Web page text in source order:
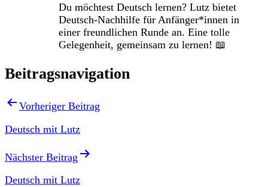
Du möchtest Deutsch lernen? Lutz bietet
Deutsch-Nachhilfe für Anfänger*innen in
einer freundlichen Runde an. Eine tolle
Gelegenheit, gemeinsam zu lernen! 📖
Beitragsnavigation
Vorheriger Beitrag
Deutsch mit Lutz
Nächster Beitrag
Deutsch mit Lutz